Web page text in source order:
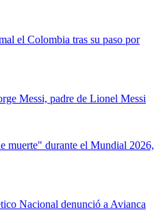
el Colombia tras su paso por
Messi, padre de Lionel Messi
muerte" durante el Mundial 2026,
Nacional denunció a Avianca